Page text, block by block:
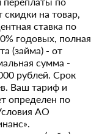
скидки на товар,
ставка по
годовых, полная
(займа) - от
сумма -
рублей. Срок
Ваш тариф и
определен по
АО